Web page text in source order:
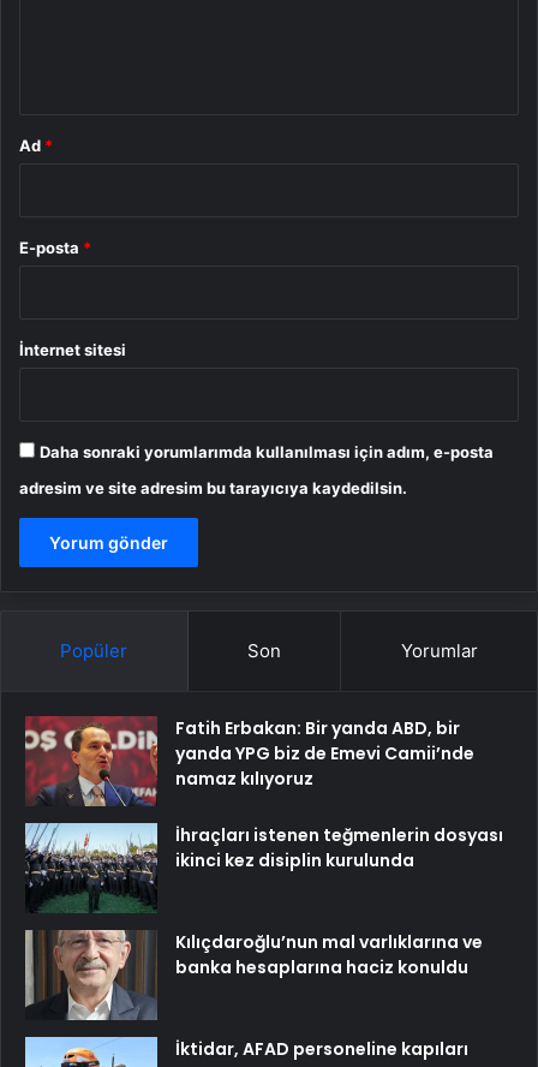
Ad *
E-posta *
İnternet sitesi
Daha sonraki yorumlarımda kullanılması için adım, e-posta
adresim ve site adresim bu tarayıcıya kaydedilsin.
Popüler Son Yorumlar
Fatih Erbakan: Bir yanda ABD, bir
yanda YPG biz de Emevi Camii’nde
namaz kılıyoruz
İhraçları istenen teğmenlerin dosyası
ikinci kez disiplin kurulunda
Kılıçdaroğlu’nun mal varlıklarına ve
banka hesaplarına haciz konuldu
İktidar, AFAD personeline kapıları